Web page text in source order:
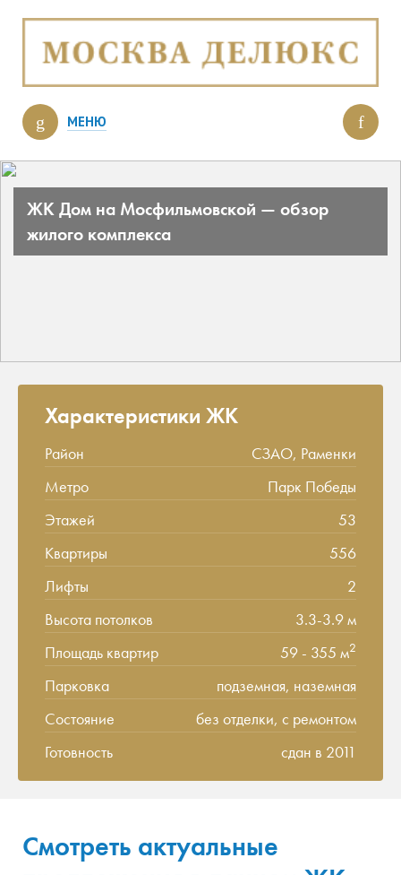
МЕНЮ
ЖК Дом на Мосфильмовской — обзор
жилого комплекса
Характеристики ЖК
Район
СЗАО, Раменки
Метро
Парк Победы
Этажей
53
Квартиры
556
Лифты
2
Высота потолков
3.3-3.9 м
Площадь квартир
59 - 355 м2
Парковка
подземная, наземная
Состояние
без отделки, с ремонтом
Готовность
сдан в 2011
Смотреть актуальные